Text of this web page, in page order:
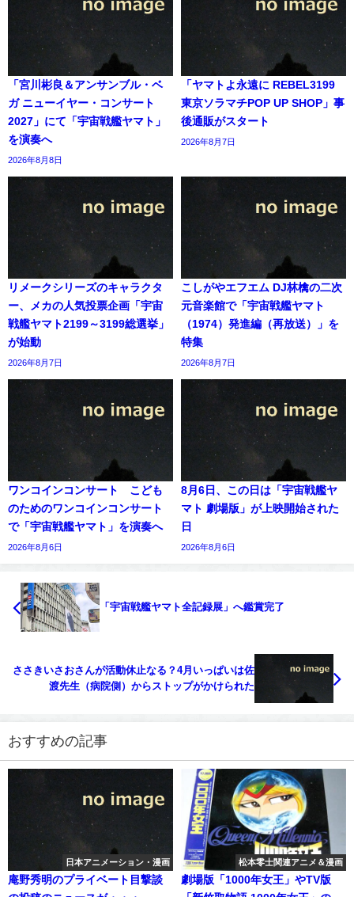
「宮川彬良＆アンサンブル・ベ
ガ ニューイヤー・コンサート
2027」にて「宇宙戦艦ヤマト」
を演奏へ
2026年8月8日
「ヤマトよ永遠に REBEL3199
東京ソラマチPOP UP SHOP」事
後通販がスタート
2026年8月7日
リメークシリーズのキャラクタ
ー、メカの人気投票企画「宇宙
戦艦ヤマト2199～3199総選挙」
が始動
2026年8月7日
こしがやエフエム DJ林檎の二次
元音楽館で「宇宙戦艦ヤマト
（1974）発進編（再放送）」を
特集
2026年8月7日
ワンコインコンサート こども
のためのワンコインコンサート
で「宇宙戦艦ヤマト」を演奏へ
2026年8月6日
8月6日、この日は「宇宙戦艦ヤ
マト 劇場版」が上映開始された
日
2026年8月6日
「宇宙戦艦ヤマト全記録展」へ鑑賞完了
ささきいさおさんが活動休止なる？4月いっぱいは佐
渡先生（病院側）からストップがかけられた
おすすめの記事
日本アニメーション・漫画
庵野秀明のプライベート目撃談
松本零士関連アニメ＆漫画
劇場版「1000年女王」やTV版